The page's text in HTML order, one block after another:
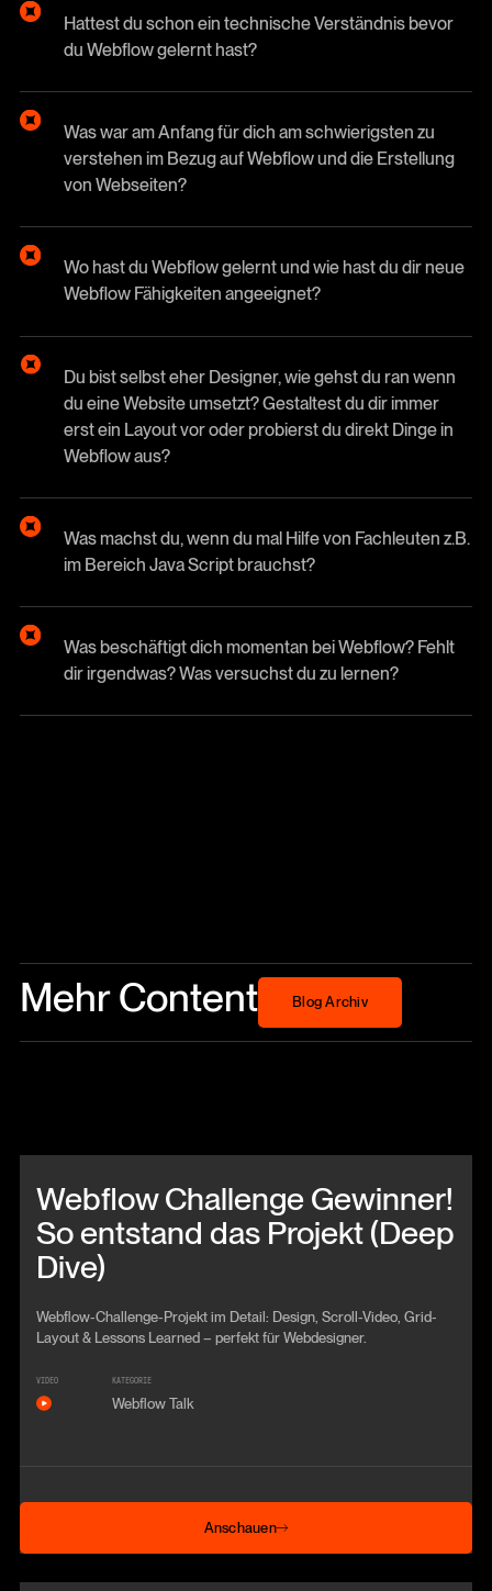
Hattest du schon ein technische Verständnis bevor
du Webflow gelernt hast?
Was war am Anfang für dich am schwierigsten zu
verstehen im Bezug auf Webflow und die Erstellung
von Webseiten?
Wo hast du Webflow gelernt und wie hast du dir neue
Webflow Fähigkeiten angeeignet?
Du bist selbst eher Designer, wie gehst du ran wenn
du eine Website umsetzt? Gestaltest du dir immer
erst ein Layout vor oder probierst du direkt Dinge in
Webflow aus?
Was machst du, wenn du mal Hilfe von Fachleuten z.B.
im Bereich Java Script brauchst?
Was beschäftigt dich momentan bei Webflow? Fehlt
dir irgendwas? Was versuchst du zu lernen?
Mehr Content Blog Archiv
Blog Archiv
Webflow Challenge Gewinner!
So entstand das Projekt (Deep
Dive)
Webflow-Challenge-Projekt im Detail: Design, Scroll-Video, Grid-
Layout & Lessons Learned – perfekt für Webdesigner.
VIDEO KATEGORIE
Webflow Talk
Anschauen
Anschauen